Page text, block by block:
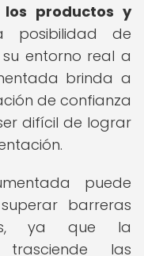
los productos y
posibilidad de
entorno real a
brinda a
de confianza
difícil de lograr
puede
barreras
ya que la
trasciende las